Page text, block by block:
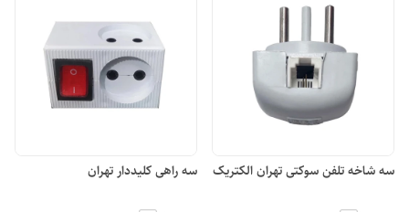
سه شاخه تلفن سوکتی تهران الکتریک سه راهی کلیددار تهران